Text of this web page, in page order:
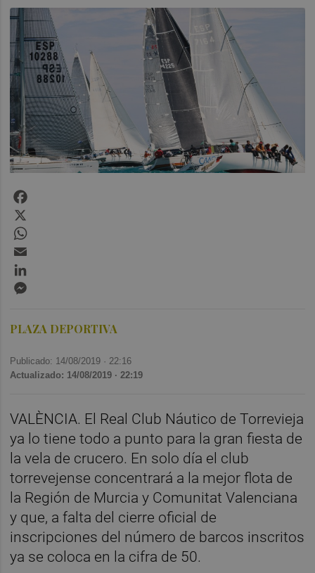
PLAZA DEPORTIVA
Publicado: 14/08/2019 · 22:16
Actualizado: 14/08/2019 · 22:19
VALÈNCIA. El Real Club Náutico de Torrevieja
ya lo tiene todo a punto para la gran fiesta de
la vela de crucero. En solo día el club
torrevejense concentrará a la mejor flota de
la Región de Murcia y Comunitat Valenciana
y que, a falta del cierre oficial de
inscripciones del número de barcos inscritos
ya se coloca en la cifra de 50.